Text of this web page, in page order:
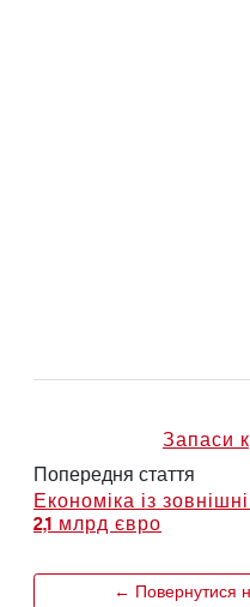
Запаси
Попередня стаття
Економіка із
2,1 млрд євро
← Повернутися